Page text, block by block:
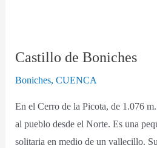
Castillo de Boniches
Boniches,CUENCA
En el Cerro de la Picota, de 1.076
al pueblo desde el Norte. Es una
solitaria en medio de un vallecillo.
Castillo